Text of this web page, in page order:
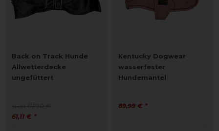
Back on Track Hunde
Allwetterdecke
ungefüttert
61,11 € *
Kentucky Dogwear
wasserfester
Hundemantel
89,99 € *